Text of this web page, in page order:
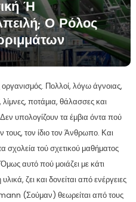
Ή
Ο Ρόλος
Πολλοί, λόγω άγνοιας,
ποτάμια, θάλασσες και
υπολογίζουν τα έμβια όντα πού
τους, τον ίδιο τον Άνθρωπο. Και
σχολεία τού σχετικού μαθήματος
αυτό πού μοιάζει με κάτι
ζει και δονείται από ενέργειες
(Σούμαν) θεωρείται από τους